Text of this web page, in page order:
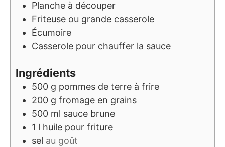
Planche à découper
Friteuse ou grande casserole
Écumoire
Casserole pour chauffer la sauce
Ingrédients
500 g pommes de terre à frire
200 g fromage en grains
500 ml sauce brune
1 l huile pour friture
sel au goût